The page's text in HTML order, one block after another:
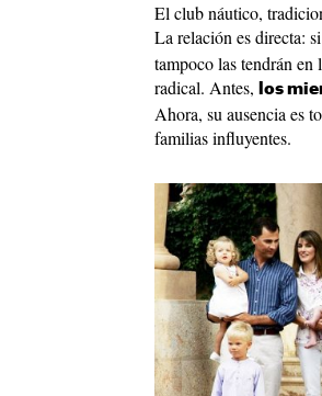
El club náutico,
La relación es directa:
tampoco las tendrán en
radical. Antes,
los
Ahora, su ausencia es
familias influyentes.